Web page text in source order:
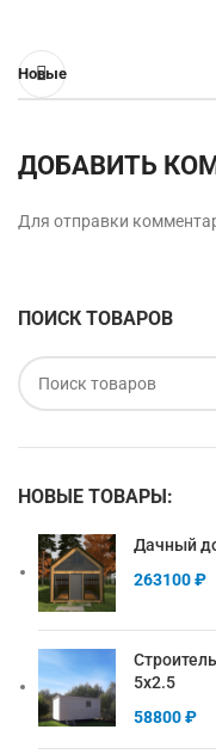
Новые
ДОБАВИТЬ
Для отправки
ПОИСК ТОВАРОВ
НОВЫЕ ТОВАРЫ:
Дачный
263100₽
5х2.5
58800₽